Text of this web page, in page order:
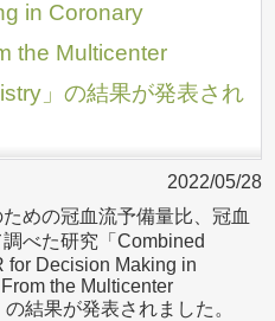
in Coronary
the Multicenter
」の結果が発表され
2022/05/28
めの冠血流予備量比、冠血
べた研究「Combined
for Decision Making in
the Multicenter
結果が発表されました。